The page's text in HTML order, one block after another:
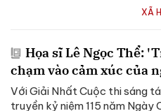
bàn
XÃ
Họa sĩ Lê Ngọc Thể:
chạm vào cảm xúc của
Với Giải Nhất Cuộc thi sáng
truyền kỷ niệm 115 năm Ngày